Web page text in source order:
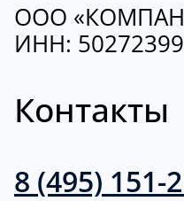
ООО
ИНН:
Контакты
8 (495) 151-